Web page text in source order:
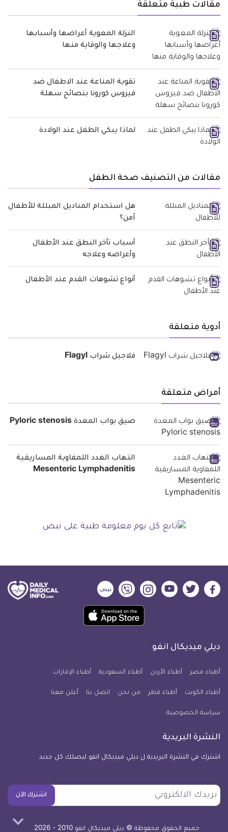
مقالات طبية متعلقة
النزلة المعوية أعراضها وأسبابها
وعلاجها والوقاية منها
تقوية المناعة عند الاطفال ضد
فيروس كورونا بنصائح سهلة
لماذا يبكي الطفل عند الولادة
مقالات من التصنيف صحة الطفل
هل استخدام المناديل المبللة للأطفال
آمن؟
أسباب تأخر النطق عند الأطفال
وأعراضه وعلاجه
أنواع تشوهات القدم عند الأطفال
أدوية متعلقة
فلاجيل شراب Flagyl
أمراض متعلقة
ضيق بواب المعدة Pyloric stenosis
التهاب الغدد اللمفاوية المساريقية
Mesenteric Lymphadenitis
ديلي
فيسبوك
ديلي
تويتر
ديلي
ميديكال
يوتيوب
ديلي
ميديكال
انفو
ديلي
ميديكال
انفو
ديلي
ميديكال
انفو
حمل
تطبيق
معلومة
للآيفون
ديلي ميديكال انفو
أطباء مصر أطباء الأردن أطباء السعودية أطباء الإمارات
أطباء الكويت أطباء قطر من نحن اتصل بنا أعلن معنا
سياسة الخصوصية
النشرة البريدية
اشترك في النشرة البريدية ل ديلي ميديكال انفو ليصلك كل جديد
بريدك
الالكتروني
اشترك الآن
جميع الحقوق محفوظة © ديلي ميديكال انفو 2010 - 2026